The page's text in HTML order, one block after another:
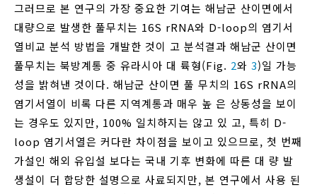
그러므로 본 연구의 가장 중요한 기여는 해남군 산이면에서
대량으로 발생한 풀무치는 16S rRNA와 D-loop의 염기서
열비교 분석 방법을 개발한 것이 고 분석결과 해남군 산이면
풀무치는 북방계통 중 유라시아 대 륙형(Fig. 2와 3)일 가능
성을 밝혀낸 것이다. 해남군 산이면 풀 무치의 16S rRNA의
염기서열이 비록 다른 지역계통과 매우 높 은 상동성을 보이
는 경우도 있지만, 100% 일치하지는 않고 있 고, 특히 D-
loop 염기서열은 커다란 차이점을 보이고 있으므로, 첫 번째
가설인 해외 유입설 보다는 국내 기후 변화에 따른 대 량 발
생설이 더 합당한 설명으로 사료되지만, 본 연구에서 사용 된